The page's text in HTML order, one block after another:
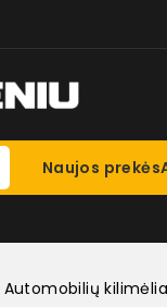
Naujos prekės
Automobilių